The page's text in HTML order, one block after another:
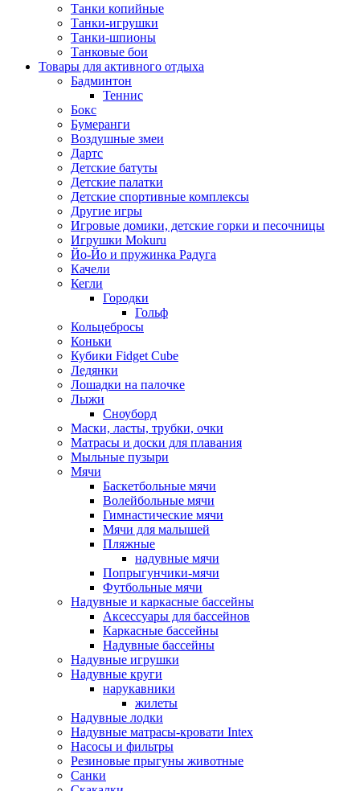
Танки копийные
Танки-игрушки
Танки-шпионы
Танковые бои
Товары для активного отдыха
Бадминтон
Теннис
Бокс
Бумеранги
Воздушные змеи
Дартс
Детские батуты
Детские палатки
Детские спортивные комплексы
Другие игры
Игровые домики, детские горки и песочницы
Игрушки Mokuru
Йо-Йо и пружинка Радуга
Качели
Кегли
Городки
Гольф
Кольцебросы
Коньки
Кубики Fidget Cube
Ледянки
Лошадки на палочке
Лыжи
Сноуборд
Маски, ласты, трубки, очки
Матрасы и доски для плавания
Мыльные пузыри
Мячи
Баскетбольные мячи
Волейбольные мячи
Гимнастические мячи
Мячи для малышей
Пляжные
надувные мячи
Попрыгунчики-мячи
Футбольные мячи
Надувные и каркасные бассейны
Аксессуары для бассейнов
Каркасные бассейны
Надувные бассейны
Надувные игрушки
Надувные круги
нарукавники
жилеты
Надувные лодки
Надувные матрасы-кровати Intex
Насосы и фильтры
Резиновые прыгуны животные
Санки